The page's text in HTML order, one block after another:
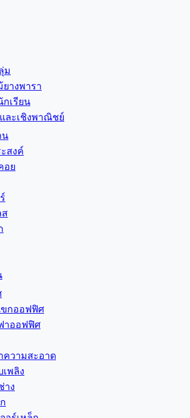
ม
างพารา
กเรียน
ละเชิงพาณิชย์
น
สงค์
อย
ส
กออฟฟิศ
าออฟฟิศ
ความสะอาด
พลิง
าง